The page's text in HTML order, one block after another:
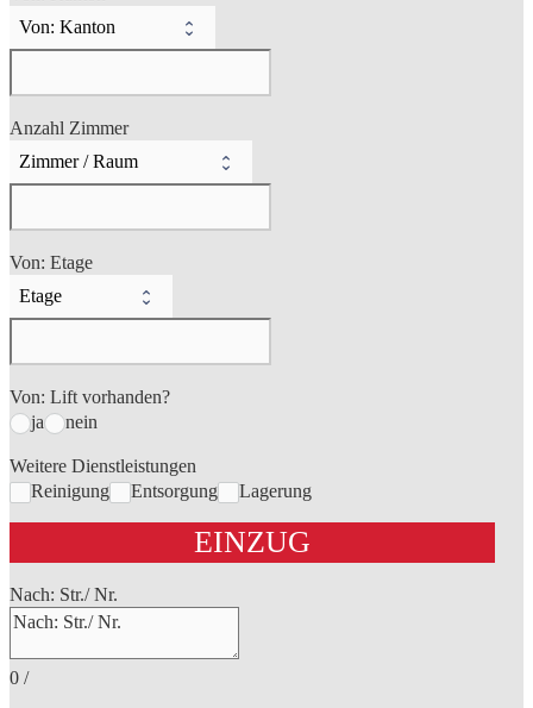
Anzahl Zimmer
Von: Etage
Von: Lift vorhanden?
ja
nein
Weitere Dienstleistungen
Reinigung
Entsorgung Lagerung
EINZUG
Nach: Str./ Nr.
0 /